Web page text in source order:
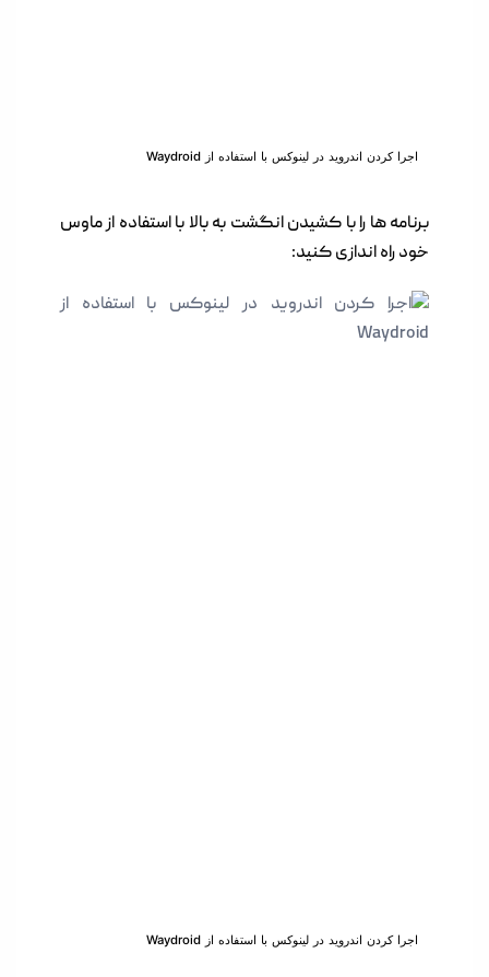
اجرا کردن اندروید در لینوکس با استفاده از Waydroid
برنامه ها را با کشیدن انگشت به بالا با استفاده از ماوس
خود راه اندازی کنید:
اجرا کردن اندروید در لینوکس با استفاده از Waydroid